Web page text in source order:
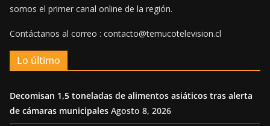
somos el primer canal online de la región.
Contáctanos al correo : contacto@temucotelevision.cl
Lo último
Decomisan 1,5 toneladas de alimentos asiáticos tras alerta
de cámaras municipales Agosto 8, 2026